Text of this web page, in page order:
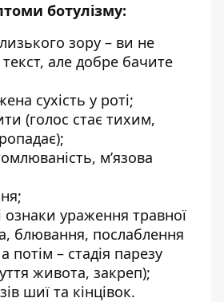
ботулізму:
зору – ви не
але добре бачите
сухість у роті;
(голос стає тихим,
м’язова
ознаки ураження травної
блювання, послаблення
– стадія парезу
живота, закреп);
шиї та кінцівок.